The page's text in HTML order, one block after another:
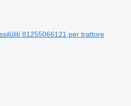
81255066121 per trattore